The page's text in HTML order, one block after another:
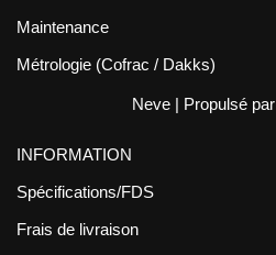
Maintenance
Métrologie (Cofrac / Dakks)
Neve | Propulsé par
INFORMATION
Spécifications/FDS
Frais de livraison